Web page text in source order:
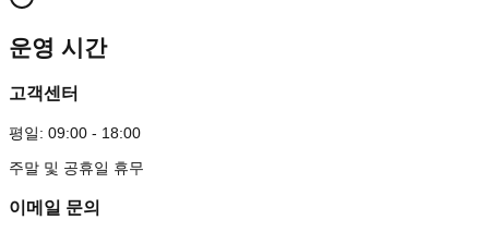
운영 시간
고객센터
평일: 09:00 - 18:00
주말 및 공휴일 휴무
이메일 문의